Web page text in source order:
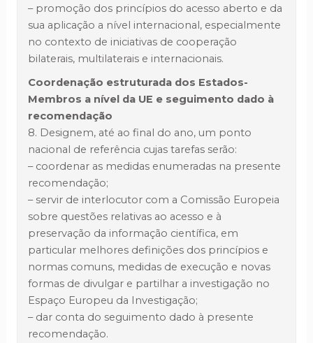
– promoção dos princípios do acesso aberto e da
sua aplicação a nível internacional, especialmente
no contexto de iniciativas de cooperação
bilaterais, multilaterais e internacionais.
Coordenação estruturada dos Estados-
Membros a nível da UE e seguimento dado à
recomendação
8. Designem, até ao final do ano, um ponto
nacional de referência cujas tarefas serão:
– coordenar as medidas enumeradas na presente
recomendação;
– servir de interlocutor com a Comissão Europeia
sobre questões relativas ao acesso e à
preservação da informação científica, em
particular melhores definições dos princípios e
normas comuns, medidas de execução e novas
formas de divulgar e partilhar a investigação no
Espaço Europeu da Investigação;
– dar conta do seguimento dado à presente
recomendação.